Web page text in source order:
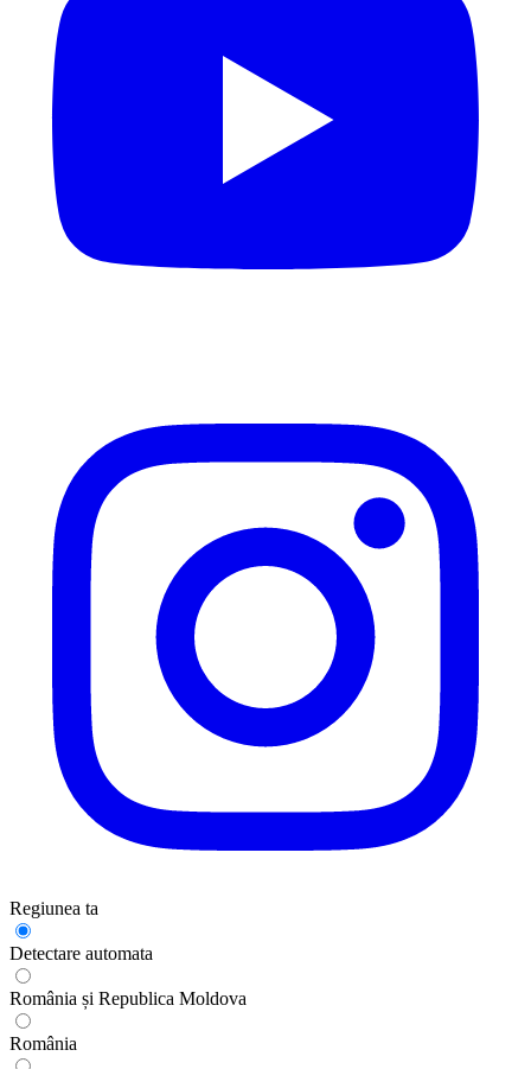
Regiunea ta
Detectare automata
România și Republica Moldova
România